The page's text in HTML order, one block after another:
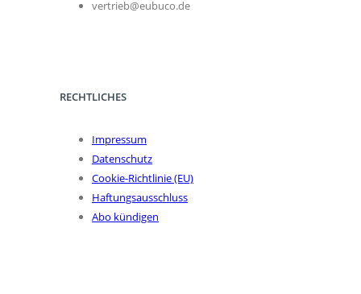
vertrieb@eubuco.de
RECHTLICHES
Impressum
Datenschutz
Cookie-Richtlinie (EU)
Haftungsausschluss
Abo kündigen